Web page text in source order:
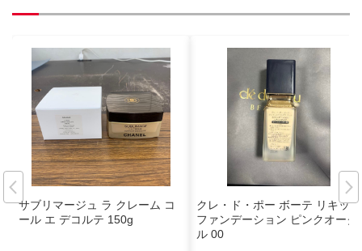
サブリマージュ ラ クレーム コ
ール エ デコルテ 150g
クレ・ド・ポー ボーテ リキッド
ファンデーション ピンクオーク
ル 00